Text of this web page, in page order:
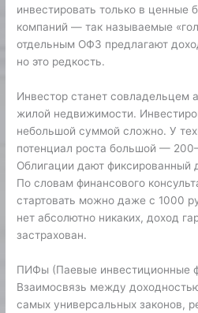
инвестировать только в ценные
компаний — так называемые
отдельным ОФЗ предлагают
но это редкость.
Инвестор станет совладельцем
жилой недвижимости.
небольшой суммой сложно. У
потенциал роста большой —
Облигации дают фиксированный
По словам финансового
стартовать можно даже с 1000
нет абсолютно никаких, доход
застрахован.
ПИФы (Паевые инвестиционные
Взаимосвязь между
самых универсальных законов,